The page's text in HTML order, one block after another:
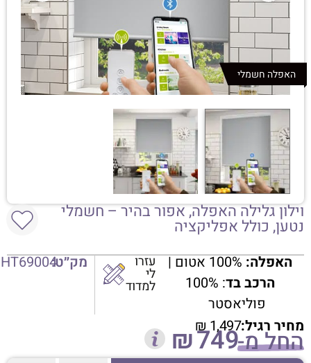
האפלה חשמלי
וילון גלילה האפלה, אפור בהיר – חשמלי
נטען, כולל אפליקציה
האפלה:100% אטום |
הרכב בד : 100%
פוליאסטר
עזרו
לי
למדוד
מק״ט:HT69004
מחיר רגיל: ₪1,497החל מ- ₪749